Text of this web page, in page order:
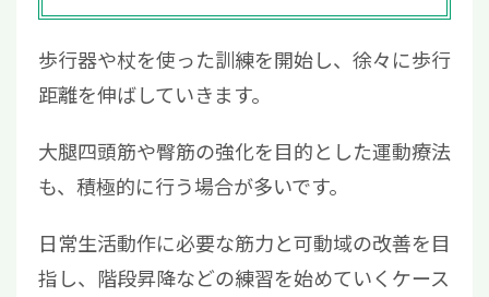
歩行器や杖を使った訓練を開始し、徐々に歩行
距離を伸ばしていきます。
大腿四頭筋や臀筋の強化を目的とした運動療法
も、積極的に行う場合が多いです。
日常生活動作に必要な筋力と可動域の改善を目
指し、階段昇降などの練習を始めていくケース